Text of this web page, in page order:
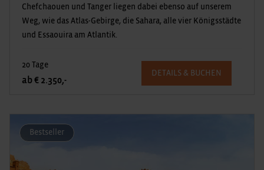
Chefchaouen und Tanger liegen dabei ebenso auf unserem
Weg, wie das Atlas-Gebirge, die Sahara, alle vier Königsstädte
und Essaouira am Atlantik.
20 Tage
ab € 2.350,-
DETAILS & BUCHEN
Bestseller